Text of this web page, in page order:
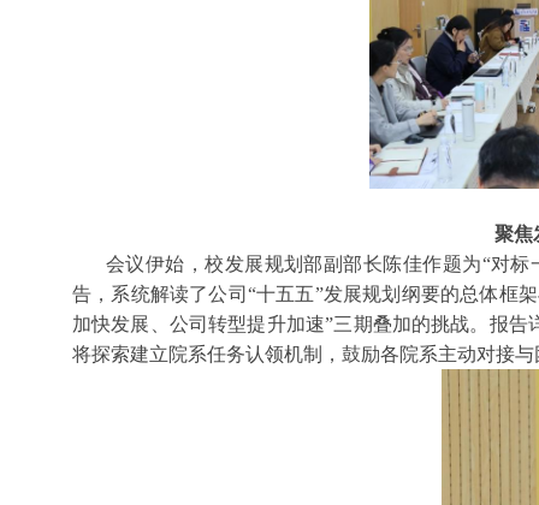
聚焦
会议伊始，校发展规划部副部长陈佳作题为“对
告，系统解读了公司“十五五”发展规划纲要的总体框
加快发展、公司转型提升加速”三期叠加的挑战。报
将探索建立院系任务认领机制，鼓励各院系主动对接